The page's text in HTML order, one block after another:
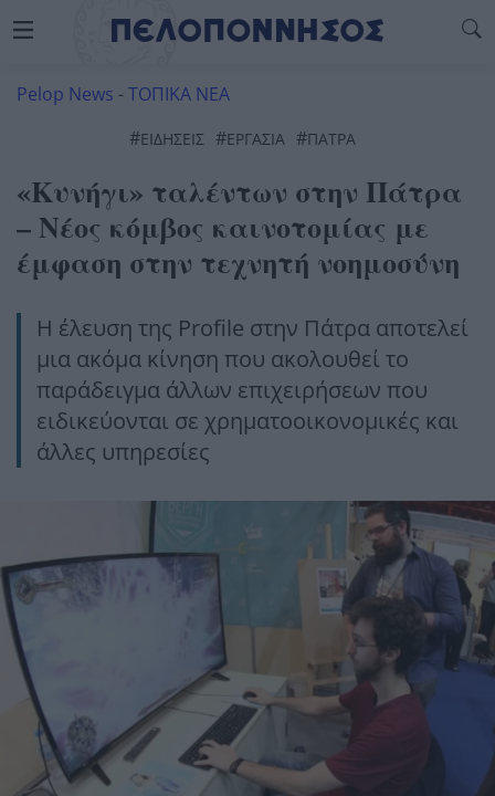
Pelop News -ΤΟΠΙΚΑ ΝΕΑ
#ΕΙΔΗΣΕΙΣ #ΕΡΓΑΣΊΑ #ΠΆΤΡΑ
«Κυνήγι» ταλέντων στην Πάτρα
– Νέος κόμβος καινοτομίας με
έμφαση στην τεχνητή νοημοσύνη
Η έλευση της Profile στην Πάτρα αποτελεί
μια ακόμα κίνηση που ακολουθεί το
παράδειγμα άλλων επιχειρήσεων που
ειδικεύονται σε χρηματοοικονομικές και
άλλες υπηρεσίες